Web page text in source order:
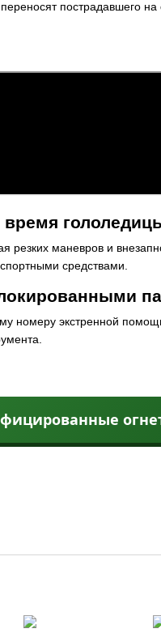
резких маневров и
средствами.
номеру экстренной